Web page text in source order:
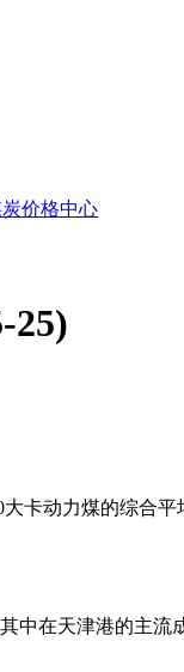
价格中心
25)
动力煤的综合
在天津港的主流